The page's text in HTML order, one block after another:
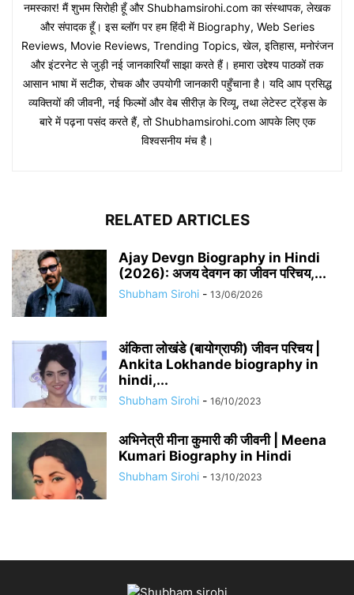
नमस्कार! मैं शुभम सिरोही हूँ और Shubhamsirohi.com का संस्थापक, लेखक
और संपादक हूँ। इस ब्लॉग पर हम हिंदी में Biography, Web Series
Reviews, Movie Reviews, Trending Topics, खेल, इतिहास, मनोरंजन
और इंटरनेट से जुड़ी नई जानकारियाँ साझा करते हैं। हमारा उद्देश्य पाठकों तक
आसान भाषा में सटीक, रोचक और उपयोगी जानकारी पहुँचाना है। यदि आप प्रसिद्ध
व्यक्तियों की जीवनी, नई फिल्मों और वेब सीरीज़ के रिव्यू, तथा लेटेस्ट ट्रेंड्स के
बारे में पढ़ना पसंद करते हैं, तो Shubhamsirohi.com आपके लिए एक
विश्वसनीय मंच है।
RELATED ARTICLES
Ajay Devgn Biography in Hindi
(2026): अजय देवगन का जीवन परिचय,...
Shubham Sirohi - 13/06/2026
अंकिता लोखंडे (बायोग्राफी) जीवन परिचय |
Ankita Lokhande biography in
hindi,...
Shubham Sirohi - 16/10/2023
अभिनेत्री मीना कुमारी की जीवनी | Meena
Kumari Biography in Hindi
Shubham Sirohi - 13/10/2023